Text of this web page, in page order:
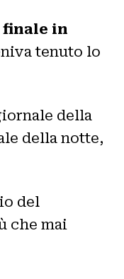
finale in
tenuto lo
della
della notte,
del
che mai